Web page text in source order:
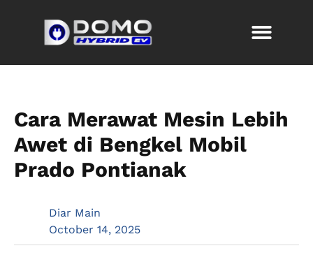
Cara Merawat Mesin Lebih
Awet di Bengkel Mobil
Prado Pontianak
Diar Main
October 14, 2025